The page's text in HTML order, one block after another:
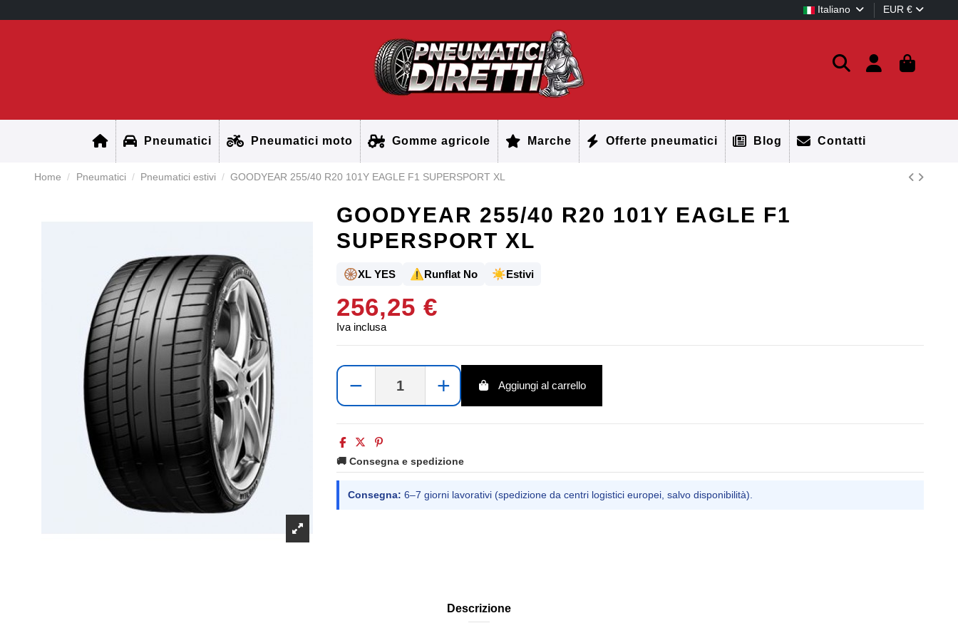
Italiano EUR €
Pneumatici Pneumatici moto Gomme agricole Marche Offerte pneumatici Blog Contatti
Home Pneumatici Pneumatici estivi GOODYEAR 255/40 R20 101Y EAGLE F1 SUPERSPORT XL
GOODYEAR 255/40 R20 101Y EAGLE F1
SUPERSPORT XL
🛞XL YES ⚠️Runflat No ☀️Estivi
256,25 €
Iva inclusa
− + Aggiungi al carrello
🚚 Consegna e spedizione
Consegna: 6–7 giorni lavorativi (spedizione da centri logistici europei, salvo disponibilità).
Descrizione